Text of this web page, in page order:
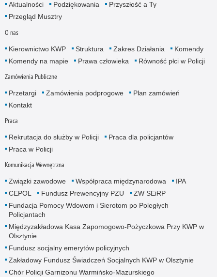
Aktualności Podziękowania
Przyszłość a Ty
Przegląd Musztry
O nas
Kierownictwo KWP Struktura Zakres Działania
Komendy
Komendy na mapie
Prawa człowieka Równość płci w Policji
Zamówienia Publiczne
Przetargi Zamówienia podprogowe
Plan zamówień
Kontakt
Praca
Rekrutacja do służby w Policji
Praca dla policjantów
Praca w Policji
Komunikacja Wewnętrzna
Związki zawodowe Współpraca międzynarodowa
IPA
CEPOL
Fundusz Prewencyjny PZU
ZW SEiRP
Fundacja Pomocy Wdowom i Sierotom po Poległych
Policjantach
Międzyzakładowa Kasa Zapomogowo-Pożyczkowa Przy KWP w
Olsztynie
Fundusz socjalny emerytów policyjnych
Zakładowy Fundusz Świadczeń Socjalnych KWP w Olsztynie
Chór Policji Garnizonu Warmińsko-Mazurskiego